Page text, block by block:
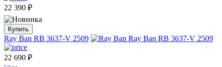
22 390 ₽
Купить
Ray Ban RB 3637-V 2509
22 690 ₽